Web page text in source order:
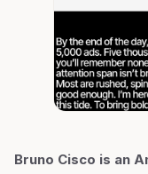
Bruno Cisco is an